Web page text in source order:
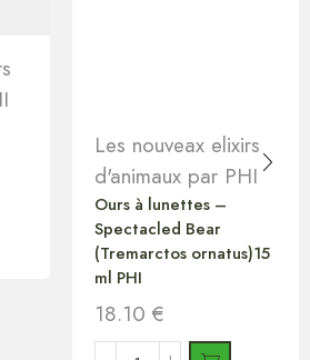
Les nouveax elixirs
d'animaux par PHI
Ours à lunettes –
Spectacled Bear
(Tremarctos ornatus)15
ml PHI
18.10 €